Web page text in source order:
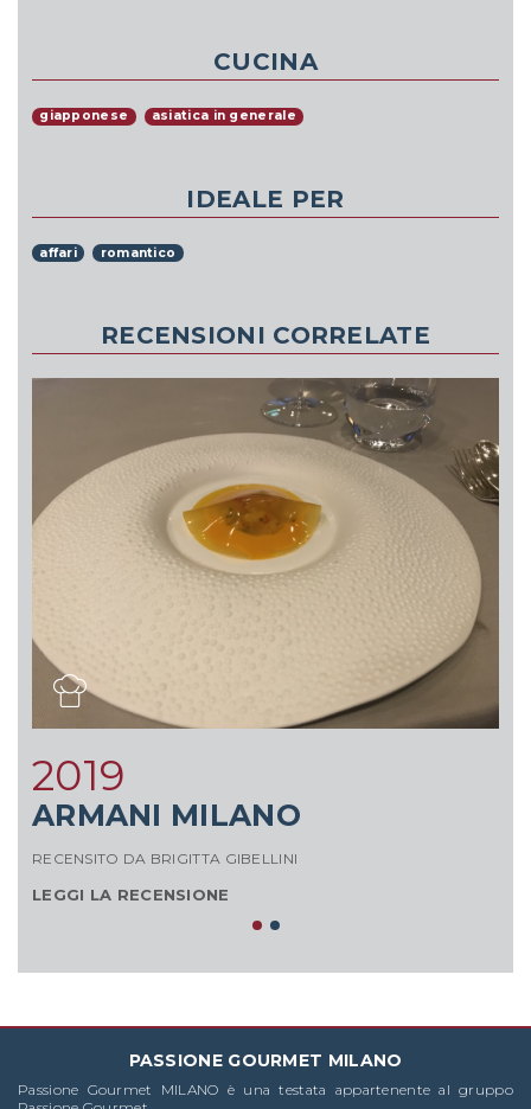
CUCINA
giapponese asiatica in generale
IDEALE PER
affari romantico
RECENSIONI CORRELATE
2019
ARMANI MILANO
RECENSITO DA BRIGITTA GIBELLINI
LEGGI LA RECENSIONE
PASSIONE GOURMET MILANO
Passione Gourmet MILANO è una testata appartenente al gruppo